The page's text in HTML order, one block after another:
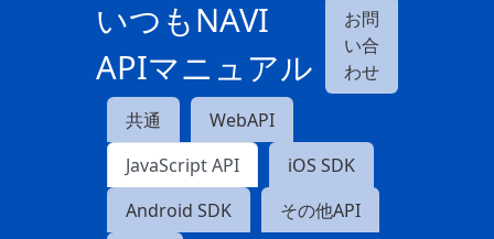
いつもNAVI
APIマニュアル
お問
い合
わせ
共通
WebAPI
JavaScript API
iOS SDK
Android SDK
その他API